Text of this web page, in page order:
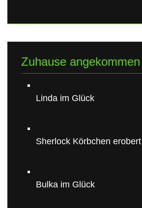
Zuhause angekommen
Linda im Glück
Sherlock Körbchen erobert
Bulka im Glück